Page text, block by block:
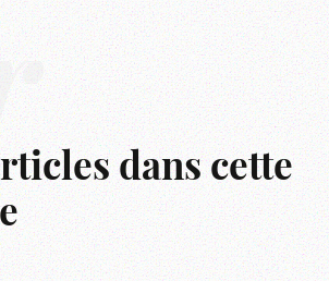
dans cette